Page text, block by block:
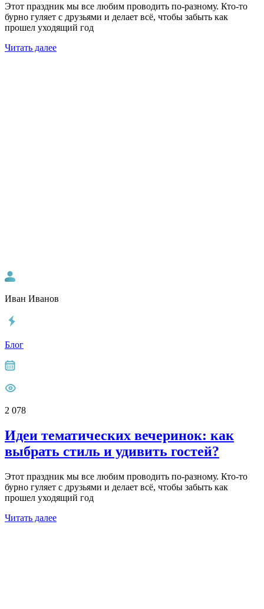
Этот праздник мы все любим проводить по-разному. Кто-то
бурно гуляет с друзьями и делает всё, чтобы забыть как
прошел уходящий год
Читать далее
Иван Иванов
Блог
2 078
Идеи тематических вечеринок: как
выбрать стиль и удивить гостей?
Этот праздник мы все любим проводить по-разному. Кто-то
бурно гуляет с друзьями и делает всё, чтобы забыть как
прошел уходящий год
Читать далее